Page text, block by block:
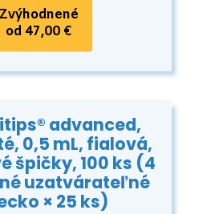
Zvýhodnené
od 47,00 €
advanced,
0,5 mL, fialová,
špičky, 100 ks (4
uzatvárateľné
× 25 ks)